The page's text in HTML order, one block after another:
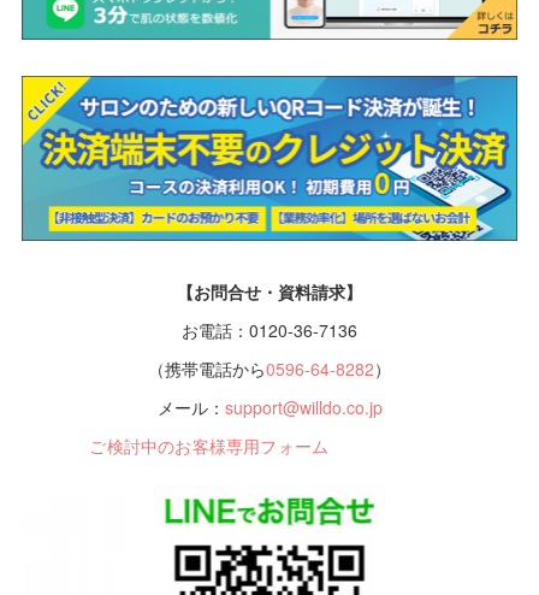
【お問合せ・資料請求】
お電話：0120-36-7136
（携帯電話から0596-64-8282）
メール： support@willdo.co.jp
ご検討中のお客様専用フォーム